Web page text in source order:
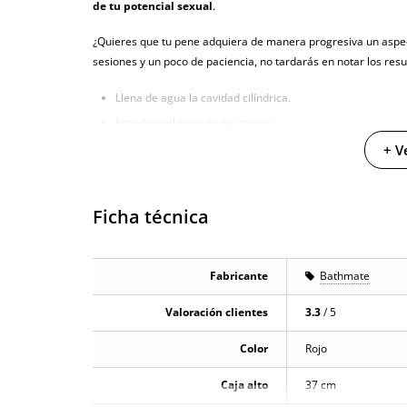
de tu potencial sexual.
¿Quieres que tu pene adquiera de manera progresiva un
sesiones y un poco de paciencia, no tardarás en notar los
Llena de agua la cavidad cilíndrica.
Bombea con el mismo movimiento que emplearías para
durante varias semanas, en días alternos y manteniendo el
Con estas sencillas rutinas no sólo conseguirás mejorar las
problemas como la eyaculación precoz o la disfunción eréctil.
+
Ficha técnica
Fabricante Bathmate
Valoración clientes 3.3/ 5
Color Rojo
Caja alto 37 cm